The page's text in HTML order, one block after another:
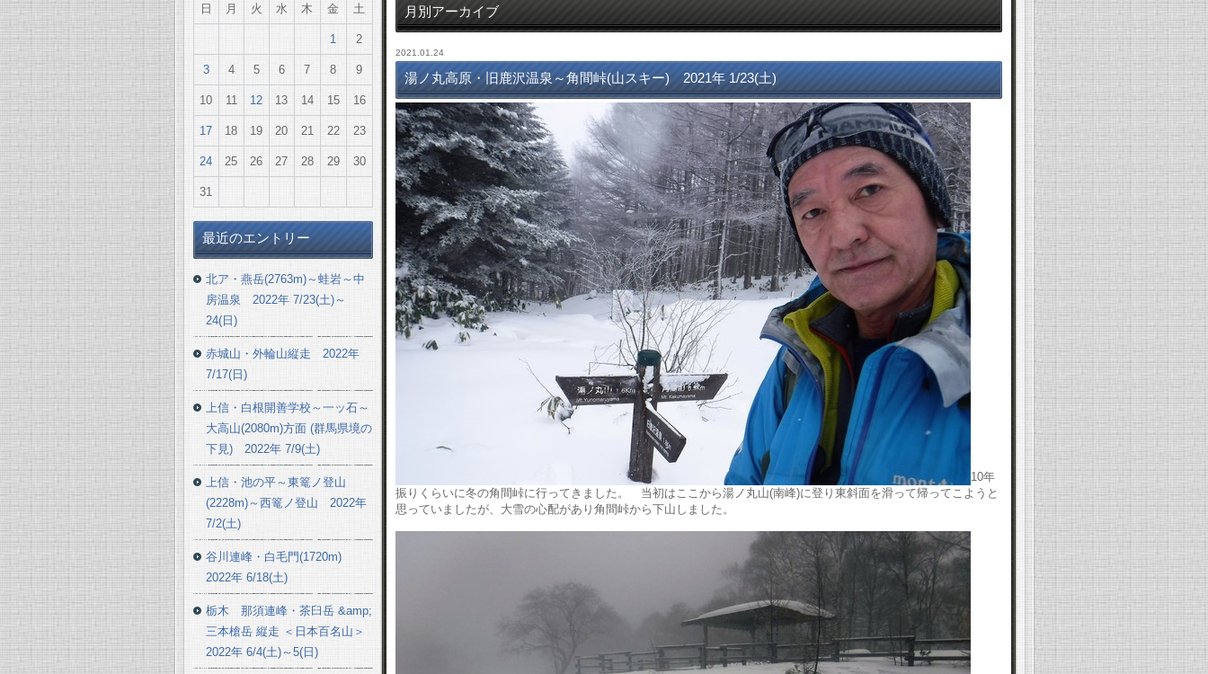
月別アーカイブ
2021.01.24
湯ノ丸高原・旧鹿沢温泉～角間峠(山スキー) 2021年 1/23(土)
10年
振りくらいに冬の角間峠に行ってきました。 当初はここから湯ノ丸山(南峰)に登り東斜面を滑って帰ってこようと
思っていましたが、大雪の心配があり角間峠から下山しました。
日 月 火 水 木 金 土
1 2
3 4 5 6 7 8 9
10 11 12 13 14 15 16
17 18 19 20 21 22 23
24 25 26 27 28 29 30
31
最近のエントリー
北ア・燕岳(2763m)～蛙岩～中
房温泉 2022年 7/23(土)～
24(日)
赤城山・外輪山縦走 2022年
7/17(日)
上信・白根開善学校～一ッ石～
大高山(2080m)方面 (群馬県境の
下見) 2022年 7/9(土)
上信・池の平～東篭ノ登山
(2228m)～西篭ノ登山 2022年
7/2(土)
谷川連峰・白毛門(1720m)
2022年 6/18(土)
栃木 那須連峰・茶臼岳 &amp;
三本槍岳 縦走 ＜日本百名山＞
2022年 6/4(土)～5(日)